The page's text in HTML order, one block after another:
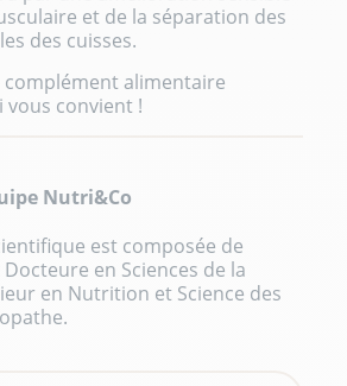
et de la séparation des
des cuisses.
complément alimentaire
vous convient !
Nutri&Co
est composée de
en Sciences de la
en Nutrition et Science des